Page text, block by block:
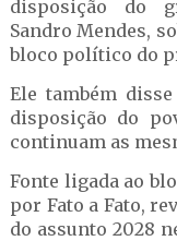
disposição do
Sandro Mendes,
bloco político do
Ele também
disposição do
continuam as
Fonte ligada ao
por Fato a Fato,
do assunto 2028